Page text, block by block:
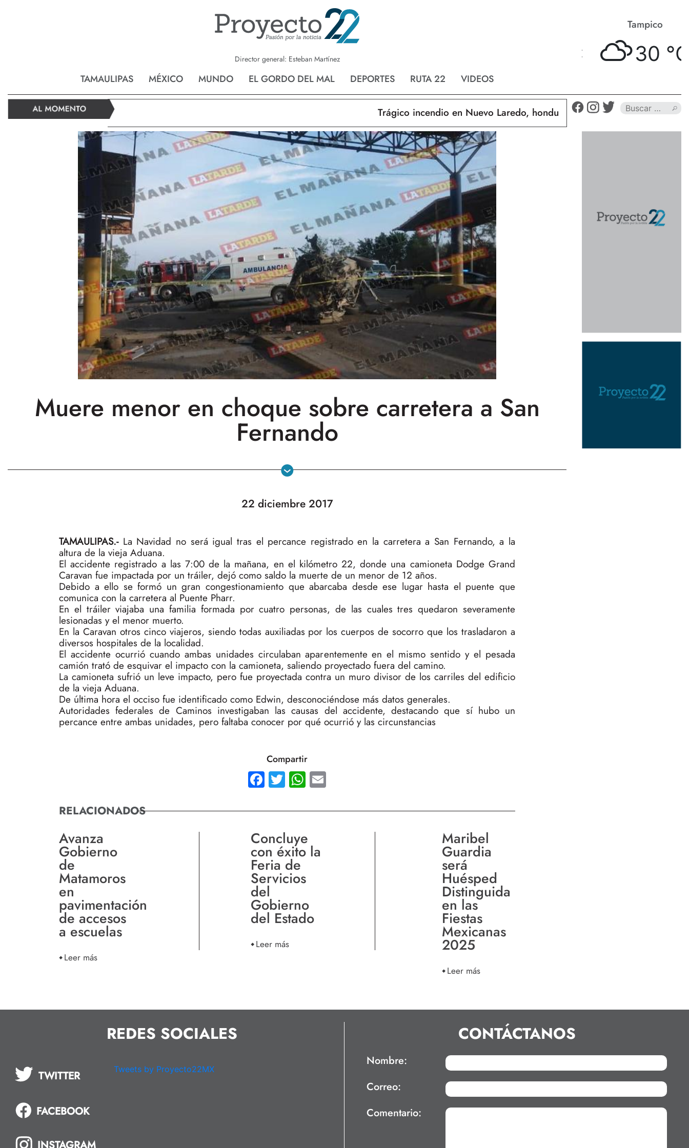
Director general: Esteban Martínez
TAMAULIPAS MÉXICO MUNDO EL GORDO DEL MAL DEPORTES RUTA 22 VIDEOS
Reynosa Nvo. Laredo Tampico
30 ° C
Trágico incendio en Nuevo Laredo, hondureño muere calcinado
Muere menor en choque sobre carretera a San
Fernando
22 diciembre 2017
TAMAULIPAS.-La Navidad no será igual tras el percance registrado en la carretera a San Fernando, a la
altura de la vieja Aduana.
El accidente registrado a las 7:00 de la mañana, en el kilómetro 22, donde una camioneta Dodge Grand
Caravan fue impactada por un tráiler, dejó como saldo la muerte de un menor de 12 años.
Debido a ello se formó un gran congestionamiento que abarcaba desde ese lugar hasta el puente que
comunica con la carretera al Puente Pharr.
En el tráiler viajaba una familia formada por cuatro personas, de las cuales tres quedaron severamente
lesionadas y el menor muerto.
En la Caravan otros cinco viajeros, siendo todas auxiliadas por los cuerpos de socorro que los trasladaron a
diversos hospitales de la localidad.
El accidente ocurrió cuando ambas unidades circulaban aparentemente en el mismo sentido y el pesada
camión trató de esquivar el impacto con la camioneta, saliendo proyectado fuera del camino.
La camioneta sufrió un leve impacto, pero fue proyectada contra un muro divisor de los carriles del edificio
de la vieja Aduana.
De última hora el occiso fue identificado como Edwin, desconociéndose más datos generales.
Autoridades federales de Caminos investigaban las causas del accidente, destacando que sí hubo un
percance entre ambas unidades, pero faltaba conocer por qué ocurrió y las circunstancias
Compartir
Facebook
TwitterWhatsApp
RELACIONADOS
Avanza
Gobierno
de
Matamoros
en
pavimentación
de accesos
a escuelas
Leer más
Concluye
con éxito la
Feria de
Servicios
del
Gobierno
del Estado
Leer más
Maribel
Guardia
será
Huésped
Distinguida
en las
Fiestas
Mexicanas
2025
Leer más
REDES SOCIALES
TWITTER
FACEBOOK
Tweets by Proyecto22MX
CONTÁCTANOS
Nombre:
Correo:
Comentario: